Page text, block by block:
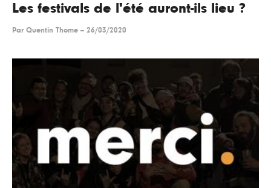
Les festivals de l'été auront-ils lieu ?
Par Quentin Thome -- 26/03/2020